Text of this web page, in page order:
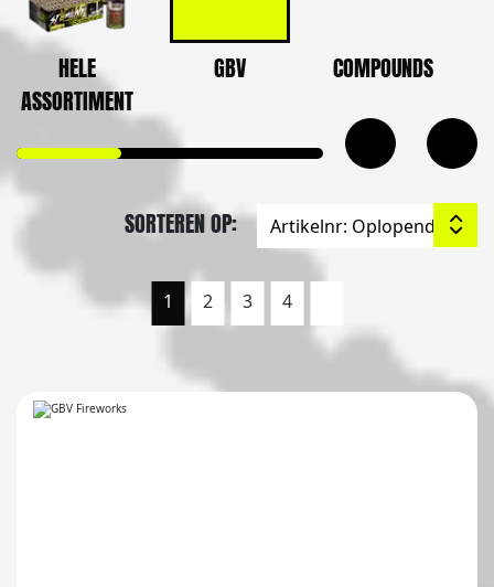
HELE
ASSORTIMENT
GBV COMPOUNDS
SORTEREN OP:
1 2 3 4